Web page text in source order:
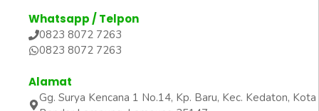
Whatsapp / Telpon
0823 8072 7263
0823 8072 7263
Alamat
Gg. Surya Kencana 1 No.14, Kp. Baru, Kec. Kedaton, Kota